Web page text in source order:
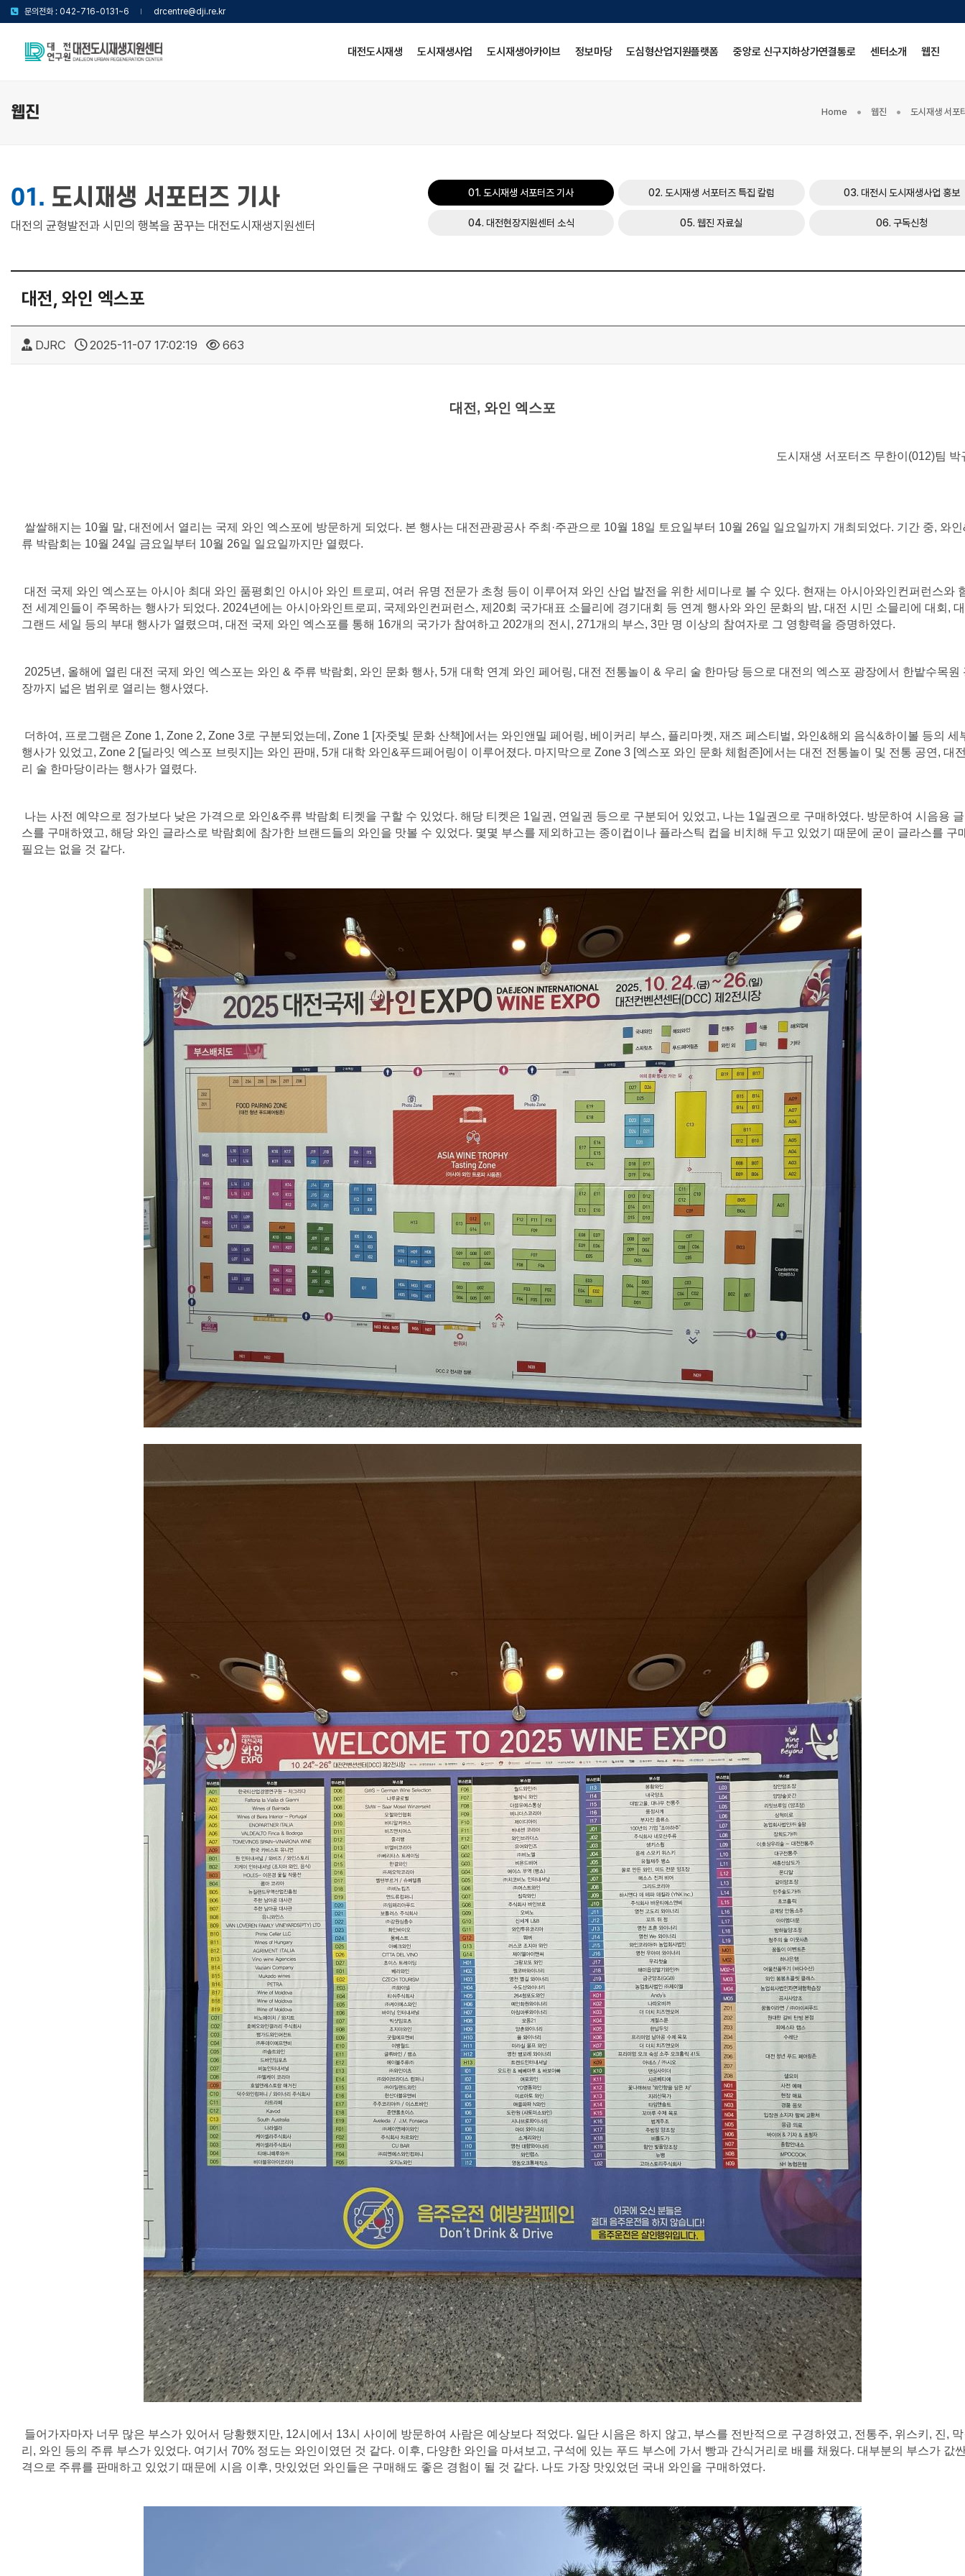
문의전화 : 042-716-0131~6 drcentre@dji.re.kr
대전도시재생 도시재생사업 도시재생아카이브 정보마당 도심형산업지원플랫폼 중앙로 신구지하상가연결통로 센터소개 웹진
웹진 Home 웹진 도시재생 서포
01. 도시재생 서포터즈 기사
대전의 균형발전과 시민의 행복을 꿈꾸는 대전도시재생지원센터
01. 도시재생 서포터즈 기사 02. 도시재생 서포터즈 특집 칼럼 03. 대전시 도시재생사업 홍보
04. 대전현장지원센터 소식 05. 웹진 자료실 06. 구독신청
대전, 와인 엑스포
DJRC 2025-11-07 17:02:19 663
대전, 와인 엑스포
도시재생 서포터즈 무한이(012)팀 박
쌀쌀해지는 10월 말, 대전에서 열리는 국제 와인 엑스포에 방문하게 되었다. 본 행사는 대전관광공사 주최·주관으로 10월 18일 토요일부터 10월 26일 일요일까지 개최되었다. 기간 중, 와
류 박람회는 10월 24일 금요일부터 10월 26일 일요일까지만 열렸다.
대전 국제 와인 엑스포는 아시아 최대 와인 품평회인 아시아 와인 트로피, 여러 유명 전문가 초청 등이 이루어져 와인 산업 발전을 위한 세미나로 볼 수 있다. 현재는 아시아와인컨퍼런스와
전 세계인들이 주목하는 행사가 되었다. 2024년에는 아시아와인트로피, 국제와인컨퍼런스, 제20회 국가대표 소믈리에 경기대회 등 연계 행사와 와인 문화의 밤, 대전 시민 소믈리에 대회,
그랜드 세일 등의 부대 행사가 열렸으며, 대전 국제 와인 엑스포를 통해 16개의 국가가 참여하고 202개의 전시, 271개의 부스, 3만 명 이상의 참여자로 그 영향력을 증명하였다.
2025년, 올해에 열린 대전 국제 와인 엑스포는 와인 & 주류 박람회, 와인 문화 행사, 5개 대학 연계 와인 페어링, 대전 전통놀이 & 우리 술 한마당 등으로 대전의 엑스포 광장에서 한밭수목원
장까지 넓은 범위로 열리는 행사였다.
더하여, 프로그램은 Zone 1, Zone 2, Zone 3로 구분되었는데, Zone 1 [자줏빛 문화 산책]에서는 와인앤밀 페어링, 베이커리 부스, 플리마켓, 재즈 페스티벌, 와인&해외 음식&하이볼 등의 세
행사가 있었고, Zone 2 [딜라잇 엑스포 브릿지]는 와인 판매, 5개 대학 와인&푸드페어링이 이루어졌다. 마지막으로 Zone 3 [엑스포 와인 문화 체험존]에서는 대전 전통놀이 및 전통 공연, 대
리 술 한마당이라는 행사가 열렸다.
나는 사전 예약으로 정가보다 낮은 가격으로 와인&주류 박람회 티켓을 구할 수 있었다. 해당 티켓은 1일권, 연일권 등으로 구분되어 있었고, 나는 1일권으로 구매하였다. 방문하여 시음용
스를 구매하였고, 해당 와인 글라스로 박람회에 참가한 브랜드들의 와인을 맛볼 수 있었다. 몇몇 부스를 제외하고는 종이컵이나 플라스틱 컵을 비치해 두고 있었기 때문에 굳이 글라스를 구
필요는 없을 것 같다.
들어가자마자 너무 많은 부스가 있어서 당황했지만, 12시에서 13시 사이에 방문하여 사람은 예상보다 적었다. 일단 시음은 하지 않고, 부스를 전반적으로 구경하였고, 전통주, 위스키, 진,
리, 와인 등의 주류 부스가 있었다. 여기서 70% 정도는 와인이였던 것 같다. 이후, 다양한 와인을 마셔보고, 구석에 있는 푸드 부스에 가서 빵과 간식거리로 배를 채웠다. 대부분의 부스가 값
격으로 주류를 판매하고 있었기 때문에 시음 이후, 맛있었던 와인들은 구매해도 좋은 경험이 될 것 같다. 나도 가장 맛있었던 국내 와인을 구매하였다.